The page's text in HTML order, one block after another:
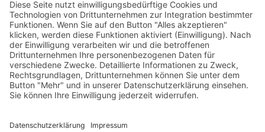
© 2026Internetwerbung by Webjoker.eu
Wir sind IhrOnline www für ganz Deutschlandund alle Bundesländer wieBaden-
Würtemberg,Bayern,Hessen,Saarland,Rheinland-Pfalz,Nordrhein-
Westfalen
Thüringen Bremen Hamburg , Schleswig-Holstein
Mecklenburg-
Vorpommern,Niedersachsen,Sachsen ,Sachsen-Anhalt
Hamburg,Wiesbaden ,Schwerin,Hannover